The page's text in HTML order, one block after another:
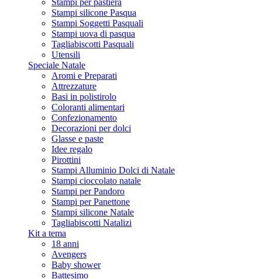
Stampi per pastiera
Stampi silicone Pasqua
Stampi Soggetti Pasquali
Stampi uova di pasqua
Tagliabiscotti Pasquali
Utensili
Speciale Natale
Aromi e Preparati
Attrezzature
Basi in polistirolo
Coloranti alimentari
Confezionamento
Decorazioni per dolci
Glasse e paste
Idee regalo
Pirottini
Stampi Alluminio Dolci di Natale
Stampi cioccolato natale
Stampi per Pandoro
Stampi per Panettone
Stampi silicone Natale
Tagliabiscotti Natalizi
Kit a tema
18 anni
Avengers
Baby shower
Battesimo